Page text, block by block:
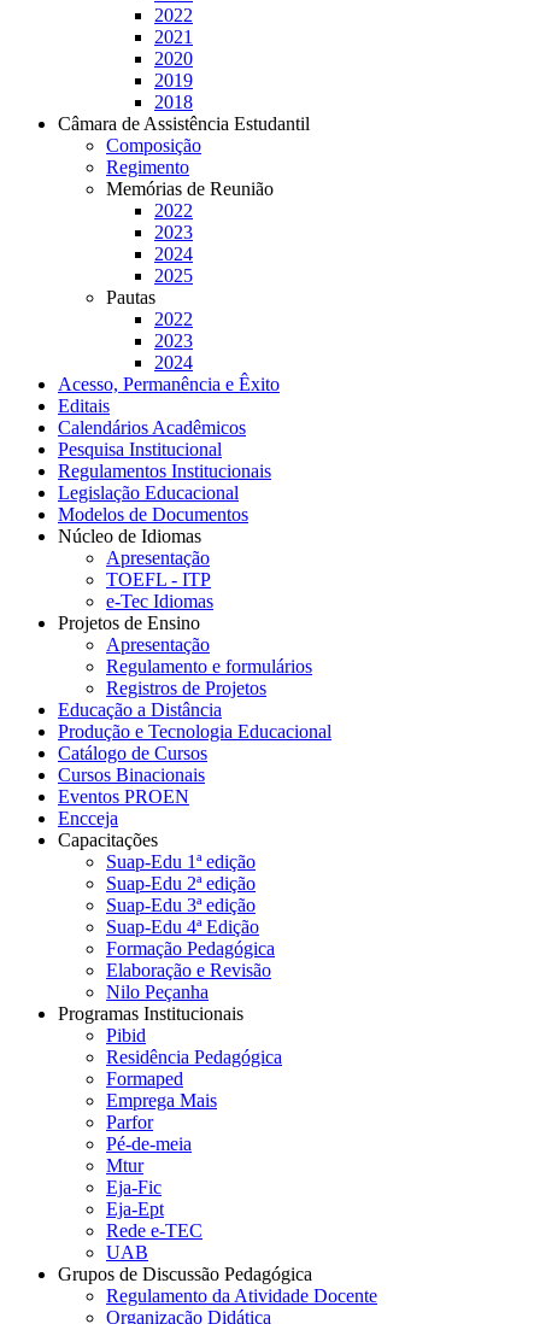
2022
2021
2020
2019
2018
Câmara de Assistência Estudantil
Composição
Regimento
Memórias de Reunião
2022
2023
2024
2025
Pautas
2022
2023
2024
Acesso, Permanência e Êxito
Editais
Calendários Acadêmicos
Pesquisa Institucional
Regulamentos Institucionais
Legislação Educacional
Modelos de Documentos
Núcleo de Idiomas
Apresentação
TOEFL - ITP
e-Tec Idiomas
Projetos de Ensino
Apresentação
Regulamento e formulários
Registros de Projetos
Educação a Distância
Produção e Tecnologia Educacional
Catálogo de Cursos
Cursos Binacionais
Eventos PROEN
Encceja
Capacitações
Suap-Edu 1ª edição
Suap-Edu 2ª edição
Suap-Edu 3ª edição
Suap-Edu 4ª Edição
Formação Pedagógica
Elaboração e Revisão
Nilo Peçanha
Programas Institucionais
Pibid
Residência Pedagógica
Formaped
Emprega Mais
Parfor
Pé-de-meia
Mtur
Eja-Fic
Eja-Ept
Rede e-TEC
UAB
Grupos de Discussão Pedagógica
Regulamento da Atividade Docente
Organização Didática